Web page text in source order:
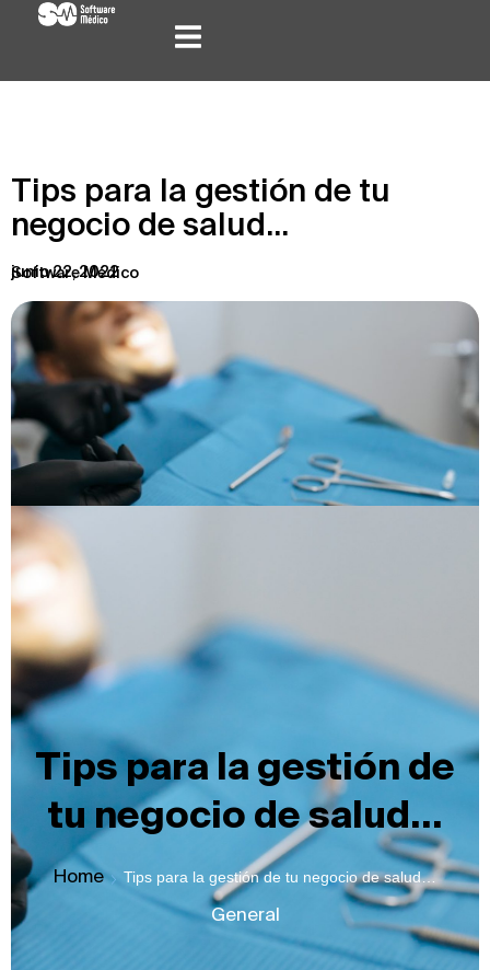
Tips para la gestión de tu
negocio de salud…
junio 22, 2022
Software Médico
Tips para la gestión de
tu negocio de salud…
Home Tips para la gestión de tu negocio de salud…
General